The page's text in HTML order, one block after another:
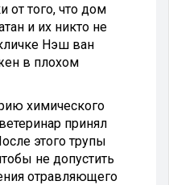
от того, что дом
и их никто не
Нэш ван
в плохом
химического
принял
этого трупы
не допустить
отравляющего